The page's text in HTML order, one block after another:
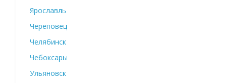
Ярославль
Череповец
Челябинск
Чебоксары
Ульяновск